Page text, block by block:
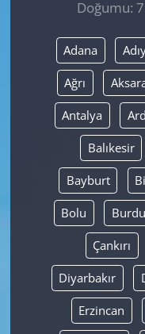
Doğumu:
Adana
Ağrı
Antalya
Balıkesir
Bayburt
Bolu
Çankırı
Diyarbakır
Erzincan